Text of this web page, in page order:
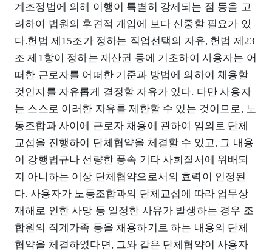
계조정법에 의해 이행이 특별히 강제되는 점 등을 고
려하여 법원의 후견적 개입에 보다 신중할 필요가 있
다.헌법 제15조가 정하는 직업선택의 자유, 헌법 제23
조 제1항이 정하는 재산권 등에 기초하여 사용자는 어
떠한 근로자를 어떠한 기준과 방법에 의하여 채용할
것인지를 자유롭게 결정할 자유가 있다. 다만 사용자
는 스스로 이러한 자유를 제한할 수 있는 것이므로, 노
동조합과 사이에 근로자 채용에 관하여 임의로 단체
교섭을 진행하여 단체협약을 체결할 수 있고, 그 내용
이 강행법규나 선량한 풍속 기타 사회질서에 위배되
지 아니하는 이상 단체협약으로서의 효력이 인정된
다. 사용자가 노동조합과의 단체교섭에 따라 업무상
재해로 인한 사망 등 일정한 사유가 발생하는 경우 조
합원의 직계가족 등을 채용하기로 하는 내용의 단체
협약을 체결하였다면, 그와 같은 단체협약이 사용자